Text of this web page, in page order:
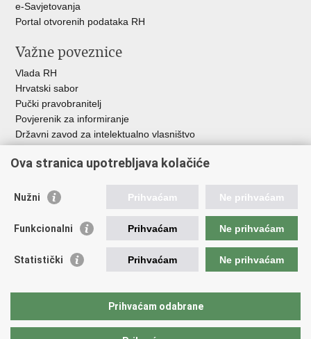
e-Savjetovanja
Portal otvorenih podataka RH
Važne poveznice
Vlada RH
Hrvatski sabor
Pučki pravobranitelj
Povjerenik za informiranje
Državni zavod za intelektualno vlasništvo
HAKOM
Ostale poveznice
Hrvatski audiovizualni centar
Creative Europe
EU National Institutes for Culture
Međunarodni centar za podvodnu arheologiju u Zadru (MCPA)
Ova stranica upotrebljava kolačiće
Nužni Prihvaćam Ne prihvaćam
Funkcionalni Prihvaćam Ne prihvaćam
Statistički Prihvaćam Ne prihvaćam
Prihvaćam odabrane